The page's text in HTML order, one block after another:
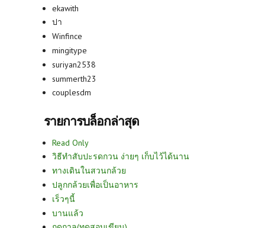
ekawith
ปา
Winfince
mingitype
suriyan2538
summerth23
couplesdm
รายการบล็อกล่าสุด
Read Only
วิธีทำสับปะรดกวน ง่ายๆ เก็บไว้ได้นาน
ทางเดินในสวนกล้วย
ปลูกกล้วยเพื่อเป็นอาหาร
เร็วๆนี้
บานแล้ว